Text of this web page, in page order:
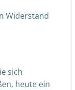
Widerstand
sich
heute ein